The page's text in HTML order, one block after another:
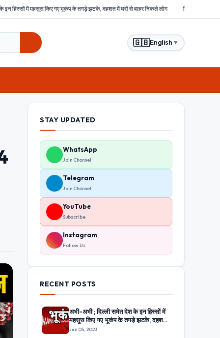
भूकंप के तगड़े झटके, दहशत में घरों से बाहर निकले लोग बिहार : समस्तीपुर में हिंसक भीड़ ने चोरों को
🇬🇧English ▼
STAY UPDATED
WhatsApp
Join Channel
Telegram
Join Channel
YouTube
Subscribe
Instagram
Follow Us
RECENT POSTS
अभी-अभी ; दिल्ली समेत देश के इन हिस्सों में
महसूस किए गए भूकंप के तगड़े झटके, दहशत
में घरों से बाहर निकले लोग
Jan 05, 2023